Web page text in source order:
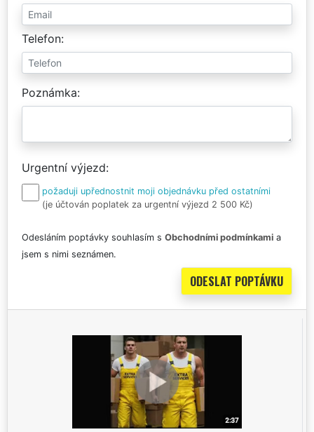
Telefon
Poznámka
Urgentní výjezd
požaduji upřednostnit moji objednávku před ostatními
(je účtován poplatek za urgentní výjezd 2 500 Kč)
Odesláním poptávky souhlasím s Obchodními podmínkami a
jsem s nimi seznámen.